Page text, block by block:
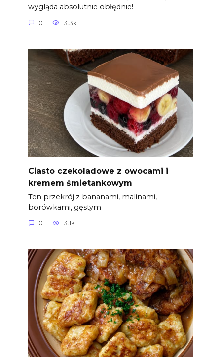
wygląda absolutnie obłędnie!
0 3.3k.
Ciasto czekoladowe z owocami i
kremem śmietankowym
Ten przekrój z bananami, malinami,
borówkami, gęstym
0 3.1k.